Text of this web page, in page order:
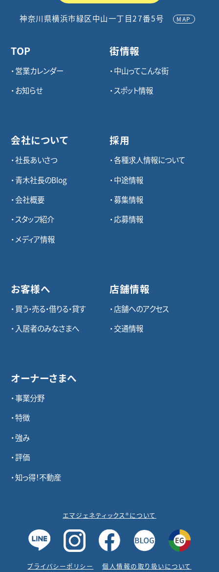
神奈川県横浜市緑区中山一丁目27番5号 MAP
TOP
営業カレンダー
お知らせ
会社について
社長あいさつ
青木社長のBlog
会社概要
スタッフ紹介
メディア情報
お客様へ
買う・売る・借りる・貸す
入居者のみなさまへ
オーナーさまへ
事業分野
特徴
強み
評価
知っ得！不動産
街情報
中山ってこんな街
スポット情報
採用
各種求⼈情報について
中途情報
募集情報
応募情報
店舗情報
店舗へのアクセス
交通情報
エマジェネティックス®について
プライバシーポリシー 個人情報の取り扱いについて